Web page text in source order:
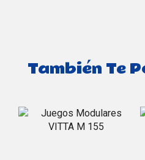
También Te